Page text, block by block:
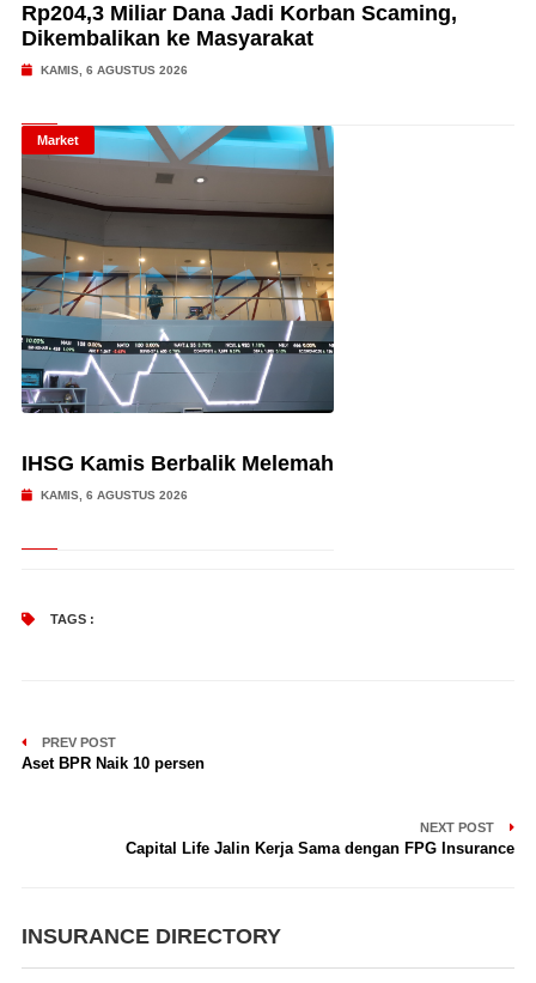
Rp204,3 Miliar Dana Jadi Korban Scaming,
Dikembalikan ke Masyarakat
KAMIS, 6 AGUSTUS 2026
Market
IHSG Kamis Berbalik Melemah
KAMIS, 6 AGUSTUS 2026
TAGS :
PREV POST
Aset BPR Naik 10 persen
NEXT POST
Capital Life Jalin Kerja Sama dengan FPG Insurance
INSURANCE DIRECTORY